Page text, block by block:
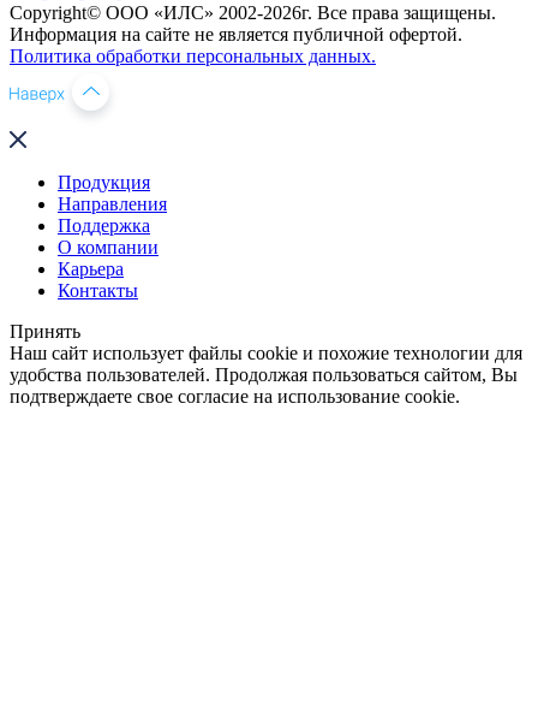
Copyright© ООО «ИЛС» 2002-2026г. Все права защищены.
Информация на сайте не является публичной офертой.
Политика обработки персональных данных.
Продукция
Направления
Поддержка
О компании
Карьера
Контакты
Принять
Наш сайт использует файлы cookie и похожие технологии для
удобства пользователей. Продолжая пользоваться сайтом, Вы
подтверждаете свое согласие на использование cookie.